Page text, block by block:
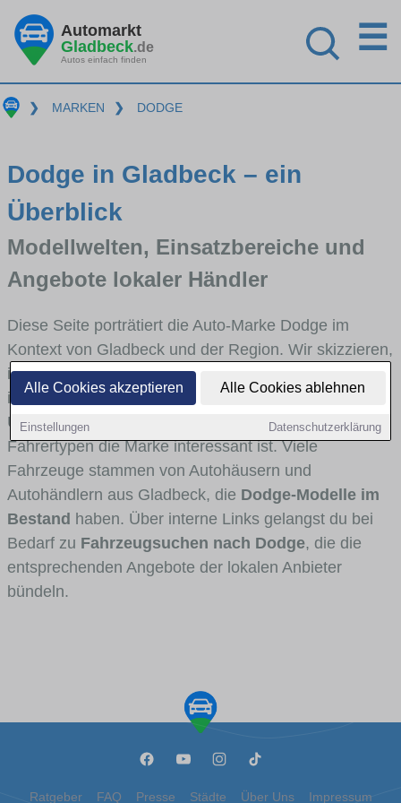
Alle Cookies akzeptieren Alle Cookies ablehnen
Einstellungen Datenschutzerklärung
Automarkt
Gladbeck.de
Autos einfach finden
☰
❯ MARKEN ❯ DODGE
Dodge in Gladbeck – ein
Überblick
Modellwelten, Einsatzbereiche und
Angebote lokaler Händler
Diese Seite porträtiert die Auto-Marke Dodge im
Kontext von Gladbeck und der Region. Wir skizzieren,
in welchen Fahrzeugklassen Dodge stark vertreten
ist, welche Modellreihen häufig im Stadt- und
Umlandverkehr zu sehen sind und für welche
Fahrertypen die Marke interessant ist. Viele
Fahrzeuge stammen von Autohäusern und
Autohändlern aus Gladbeck, die Dodge-Modelle im
Bestand haben. Über interne Links gelangst du bei
Bedarf zu Fahrzeugsuchen nach Dodge, die die
entsprechenden Angebote der lokalen Anbieter
bündeln.
Ratgeber FAQ Presse Städte Über Uns Impressum